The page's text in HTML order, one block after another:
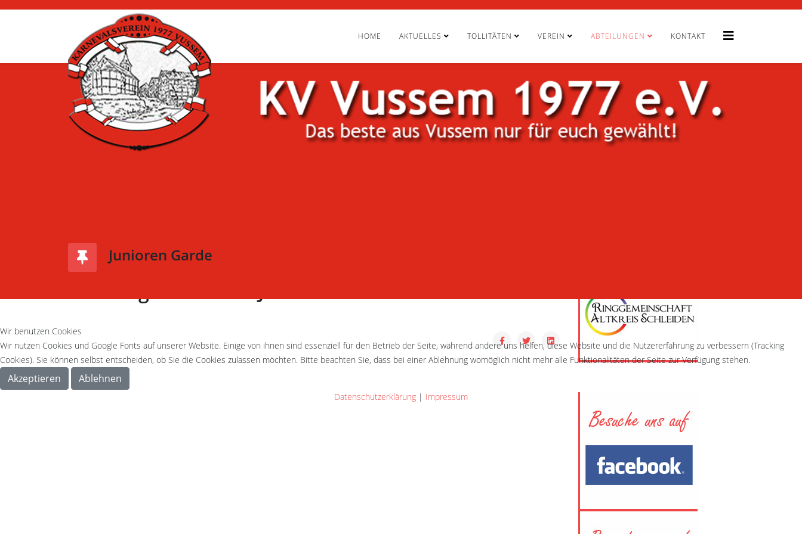
HOME AKTUELLES TOLLITÄTEN VEREIN ABTEILUNGEN KONTAKT
Junioren Garde
Wir benutzen Cookies
Wir nutzen Cookies und Google Fonts auf unserer Website. Einige von ihnen sind essenziell für den Betrieb der Seite, während andere uns helfen, diese Website und die Nutzererfahrung zu verbessern (Tracking
Cookies). Sie können selbst entscheiden, ob Sie die Cookies zulassen möchten. Bitte beachten Sie, dass bei einer Ablehnung womöglich nicht mehr alle Funktionalitäten der Seite zur Verfügung stehen.
Akzeptieren Ablehnen
Datenschutzerklärung | Impressum